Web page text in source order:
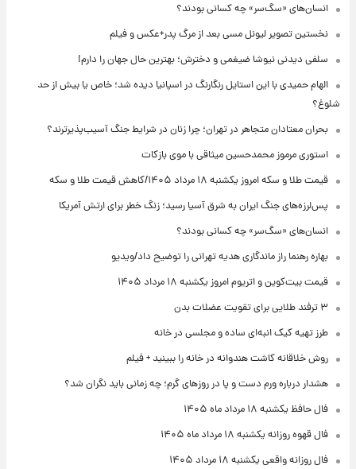
انسان‌های «سگ‌سر» چه کسانی بودند؟
نخستین تصویر لیونل مسی بعد از مرگ پدر+عکس و فیلم
سلفی دیدنی نیوشا ضیغمی و دخترش؛ بهترین حال جهان را دارم!
الهام حمیدی با این استایل رنگارنگ در اسپانیا دیده شد؛ خاص یا بیش از حد
شلوغ؟
بحران معتادان متجاهر در تهران؛ چرا زنان در شرایط جنگ آسیب‌پذیرترند؟
استوری مرموز محمدحسین میثاقی با موی بازکات
قیمت طلا و سکه امروز یکشنبه ۱۸ مرداد ۱۴۰۵/کاهش قیمت طلا و سکه
پس‌لرزه‌های جنگ ایران به شرق آسیا رسید؛ زنگ خطر برای ارتش آمریکا
انسان‌های «سگ‌سر» چه کسانی بودند؟
بهاره رهنما راز ماندگاری هدیه تهرانی را توضیح داد/ویدیو
قیمت بیت‌کوین و اتریوم امروز یکشنبه ۱۸ مرداد ۱۴۰۵
۳ ترفند طلایی برای تقویت عضلات بدن
طرز تهیه کیک انبه‌ای ساده و مجلسی در خانه
روش خلاقانه کاشت هندوانه در خانه را ببینید + فیلم
هشدار درباره ورم دست و پا در روزهای گرم؛ چه زمانی باید نگران شد؟
فال حافظ یکشنبه ۱۸ مرداد ماه ۱۴۰۵
فال قهوه روزانه یکشنبه ۱۸ مرداد ماه ۱۴۰۵
فال روزانه واقعی یکشنبه ۱۸ مرداد ۱۴۰۵